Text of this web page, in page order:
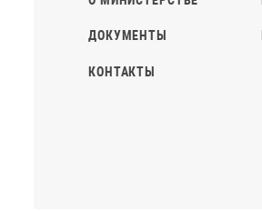
ДОКУМЕНТЫ
КОНТАКТЫ